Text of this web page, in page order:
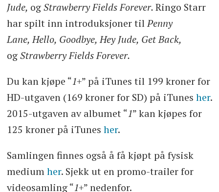
Jude, ogStrawberry Fields Forever.Ringo Starr
har spilt inn introduksjoner tilPenny
Lane, Hello, Goodbye, Hey Jude, Get Back,
ogStrawberry Fields Forever.
Du kan kjøpe “1+” på iTunes til 199 kroner for
HD-utgaven (169 kroner for SD) på iTunes her.
2015-utgaven av albumet “1” kan kjøpes for
125 kroner på iTunes her.
Samlingen finnes også å få kjøpt på fysisk
mediumher. Sjekk ut en promo-trailer for
videosamling “1+” nedenfor.